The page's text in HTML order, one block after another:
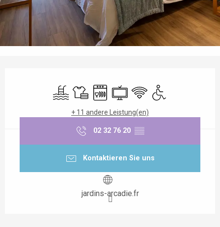
Schwimmbad
Bettwäsche und Laken
Geschirrspülmaschine
Fernsehen
Wi-Fi Zugang für
+ 11 andere Leistung(en)
02 32 76 20 ▒▒
Kontaktieren Sie uns
jardins-arcadie.fr